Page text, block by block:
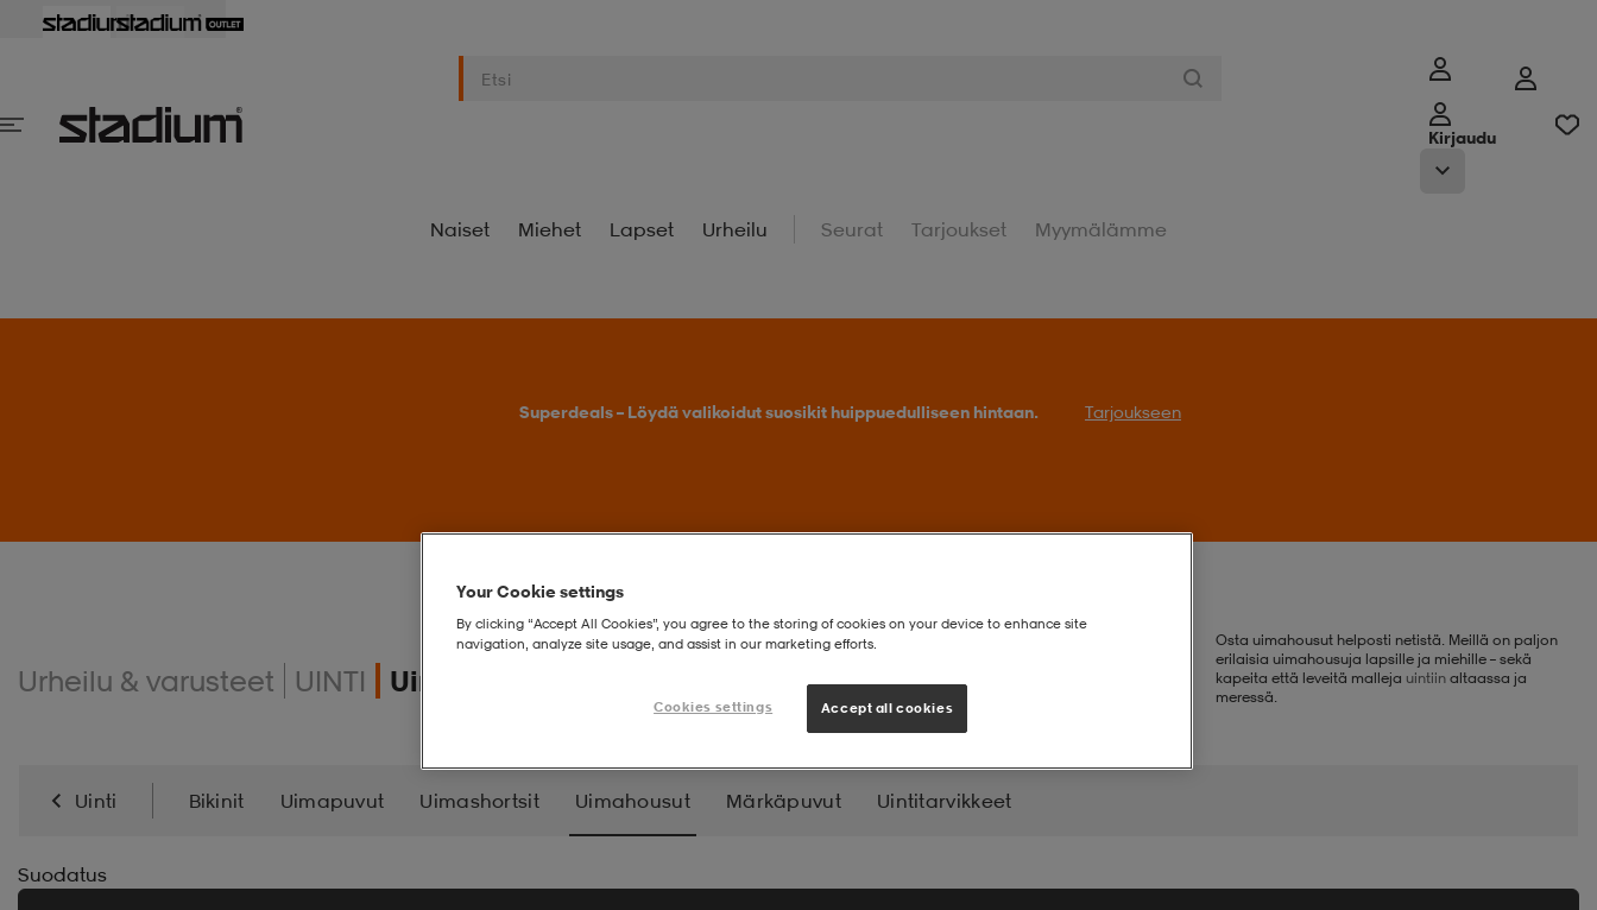
Kirjaudu
Naiset Miehet Lapset Urheilu Seurat Tarjoukset Myymälämme
Superdeals – Löydä valikoidut suosikit huippuedulliseen hintaan. Tarjoukseen
Urheilu & varusteet UINTI Uimahousut
Osta uimahousut helposti netistä. Meillä on paljon
erilaisia uimahousuja lapsille ja miehille – sekä
kapeita että leveitä malleja uintiin altaassa ja
meressä.
Uinti Bikinit Uimapuvut Uimashortsit Uimahousut Märkäpuvut Uintitarvikkeet
Suodatus
Your Cookie settings
By clicking “Accept All Cookies”, you agree to the storing of cookies on your device to enhance site
navigation, analyze site usage, and assist in our marketing efforts.
Cookies settings Accept all cookies